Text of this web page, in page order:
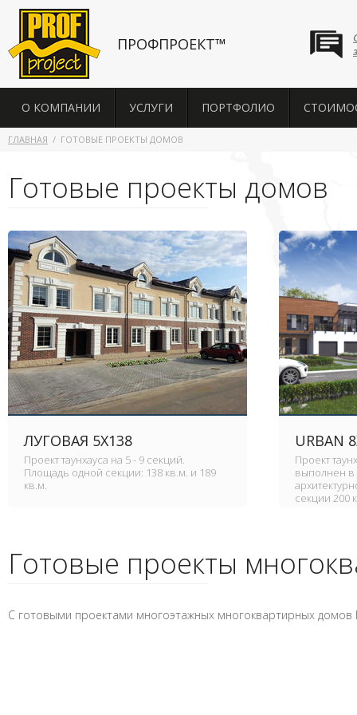
ПРОФПРОЕКТ™
О КОМПАНИИ УСЛУГИ ПОРТФОЛИО
ГЛАВНАЯ ГОТОВЫЕ ПРОЕКТЫ ДОМОВ
Готовые проекты домов
ЛУГОВАЯ 5X138
Проект таунхауса на 5 - 9 секций.
Площадь одной секции: 138 кв.м. и 189
кв.м.
URBAN
Проект
выполнен
секции 200
Готовые проекты
C готовыми проектами многоэтажных многоквартирных